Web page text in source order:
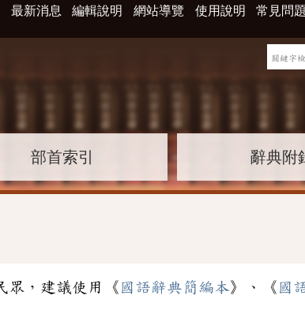
最新消息 編輯說明 網站導覽 使用說明 常見問題
部首索引 辭典附
眾，建議使用《 國語辭典簡編本》、《 國